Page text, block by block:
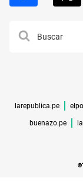
larepublica.pe
buenazo.pe